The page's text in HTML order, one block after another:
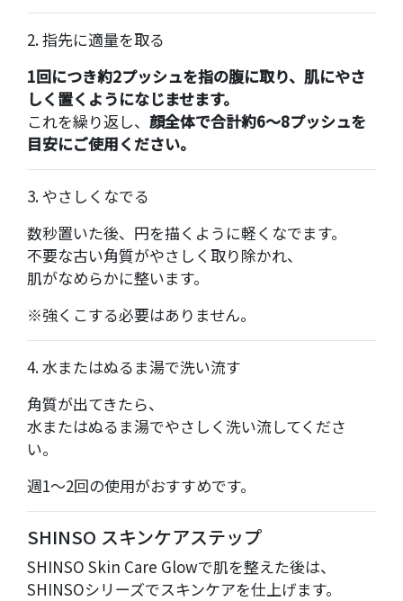
2. 指先に適量を取る
1回につき約2プッシュを指の腹に取り、肌にやさ
しく置くようになじませます。
これを繰り返し、 顔全体で合計約6〜8プッシュを
目安にご使用ください。
3. やさしくなでる
数秒置いた後、円を描くように軽くなでます。
不要な古い角質がやさしく取り除かれ、
肌がなめらかに整います。
※強くこする必要はありません。
4. 水またはぬるま湯で洗い流す
角質が出てきたら、
水またはぬるま湯でやさしく洗い流してくださ
い。
週1〜2回の使用がおすすめです。
SHINSO スキンケアステップ
SHINSO Skin Care Glowで肌を整えた後は、
SHINSOシリーズでスキンケアを仕上げます。